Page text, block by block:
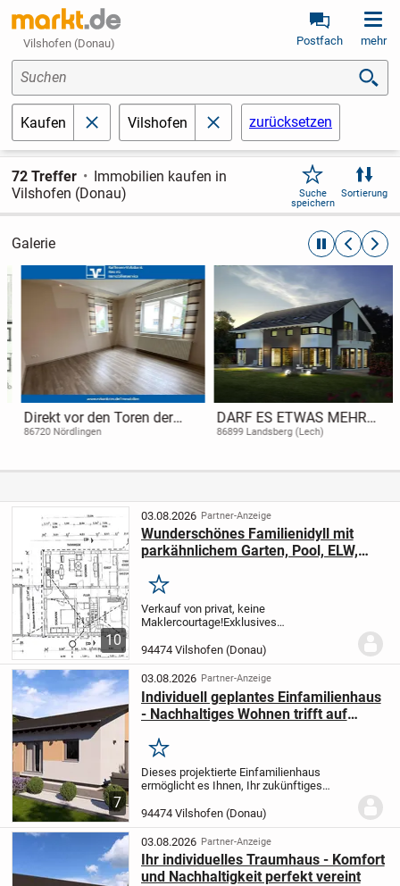
Vilshofen (Donau) Postfach mehr
Suchen
Kaufen schließenVilshofen schließenzurücksetzen
72 Treffer
Immobilien kaufen in
Vilshofen (Donau)
Suche
speichern
Sortierung
Galerie automatische
Direkt vor den Toren der
Altstadt - kernsanierte 3,5-
Nördlingen
86720 Nördlingen
DARF ES ETWAS MEHR
SEIN?
86899 Landsberg (Lech)
10
03.08.2026 Partner-Anzeige
Wunderschönes Familienidyll mit
parkähnlichem Garten, Pool, ELW,
Merken
Verkauf von privat, keine
Maklercourtage!Exklusives
Wintergarten, gr. überdachtem &
beheiztem Swimmingpool und PV-
Anlage/ WallboxenGG +EG + DG
Bauweise:...
94474 Vilshofen (Donau)
7
03.08.2026 Partner-Anzeige
Individuell geplantes Einfamilienhaus
- Nachhaltiges Wohnen trifft auf
Merken
Dieses projektierte Einfamilienhaus
ermöglicht es Ihnen, Ihr zukünftiges
Vorstellungen und Bedürfnissen zu
gestalten.Auf einer Ebene erstreckt sich
eine...
94474 Vilshofen (Donau)
03.08.2026 Partner-Anzeige
Ihr individuelles Traumhaus - Komfort
und Nachhaltigkeit perfekt vereint